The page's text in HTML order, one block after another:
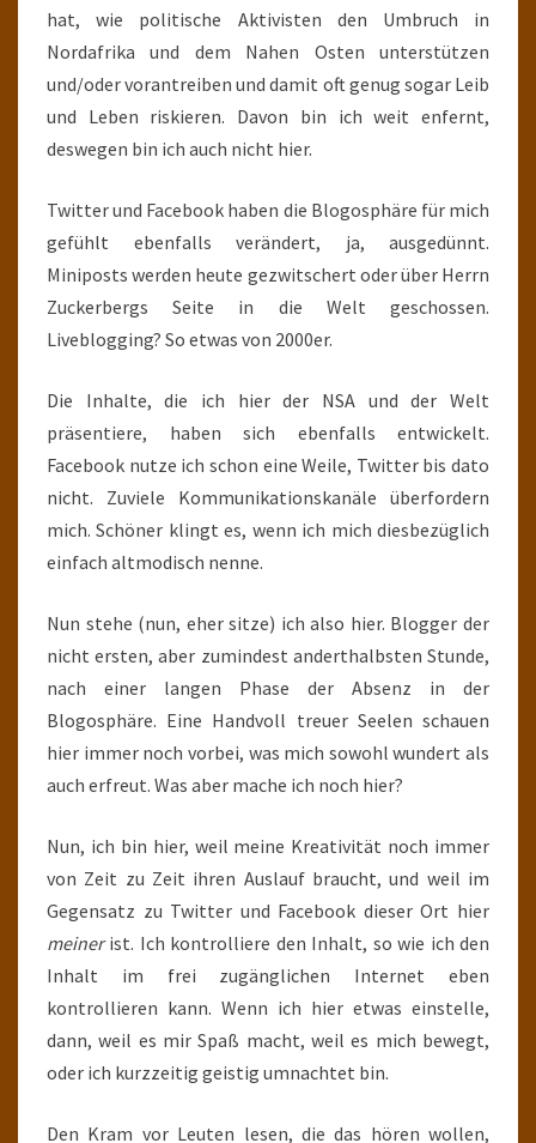
hat, wie politische Aktivisten den Umbruch in
Nordafrika und dem Nahen Osten unterstützen
und/oder vorantreiben und damit oft genug sogar Leib
und Leben riskieren. Davon bin ich weit enfernt,
deswegen bin ich auch nicht hier.
Twitter und Facebook haben die Blogosphäre für mich
gefühlt ebenfalls verändert, ja, ausgedünnt.
Miniposts werden heute gezwitschert oder über Herrn
Zuckerbergs Seite in die Welt geschossen.
Liveblogging? So etwas von 2000er.
Die Inhalte, die ich hier der NSA und der Welt
präsentiere, haben sich ebenfalls entwickelt.
Facebook nutze ich schon eine Weile, Twitter bis dato
nicht. Zuviele Kommunikationskanäle überfordern
mich. Schöner klingt es, wenn ich mich diesbezüglich
einfach altmodisch nenne.
Nun stehe (nun, eher sitze) ich also hier. Blogger der
nicht ersten, aber zumindest anderthalbsten Stunde,
nach einer langen Phase der Absenz in der
Blogosphäre. Eine Handvoll treuer Seelen schauen
hier immer noch vorbei, was mich sowohl wundert als
auch erfreut. Was aber mache ich noch hier?
Nun, ich bin hier, weil meine Kreativität noch immer
von Zeit zu Zeit ihren Auslauf braucht, und weil im
Gegensatz zu Twitter und Facebook dieser Ort hier
meinerist. Ich kontrolliere den Inhalt, so wie ich den
Inhalt im frei zugänglichen Internet eben
kontrollieren kann. Wenn ich hier etwas einstelle,
dann, weil es mir Spaß macht, weil es mich bewegt,
oder ich kurzzeitig geistig umnachtet bin.
Den Kram vor Leuten lesen, die das hören wollen,